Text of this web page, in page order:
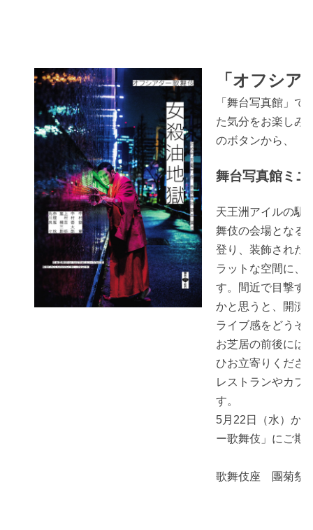
「オフシア
「舞台写真館」
た気分をお楽しみ
のボタンから、「
舞台写真館ミ
天王洲アイルの駅
舞伎の会場となる
登り、装飾された
ラットな空間に、
す。間近で目撃す
かと思うと、開演
ライブ感をどうぞ
お芝居の前後には
ひお立寄りくださ
レストランやカフ
す。
5月22日（水）か
ー歌舞伎」にご期
歌舞伎座 團菊祭